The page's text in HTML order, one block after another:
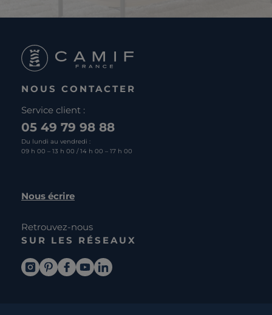
NOUS CONTACTER
Service client :
05 49 79 98 88
Du lundi au vendredi :
09 h 00 – 13 h 00 / 14 h 00 – 17 h 00
Nous écrire
Retrouvez-nous
SUR LES RÉSEAUX